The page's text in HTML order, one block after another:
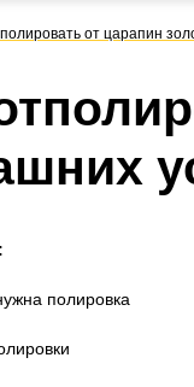
от царапин
полировка